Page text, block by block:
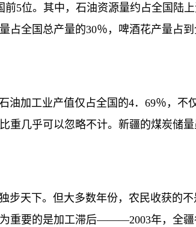
5位。其中，石油资源量约占全国陆
占全国总产量的30％，啤酒花产量占
加工业产值仅占全国的4．69％，不
重几乎可以忽略不计。新疆的煤炭储
天下。但大多数年份，农民收获的
重要的是加工滞后———2003年，全